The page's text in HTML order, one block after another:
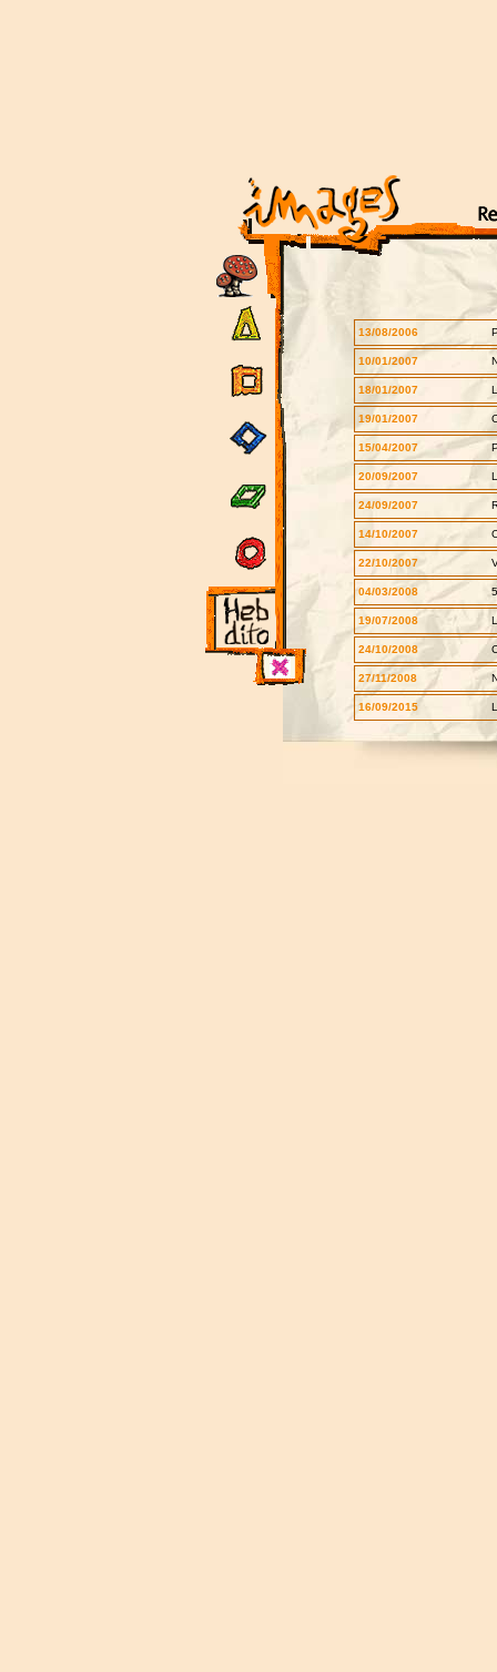
13/08/2006
10/01/2007
18/01/2007
19/01/2007
15/04/2007
20/09/2007
24/09/2007
14/10/2007
22/10/2007
04/03/2008
19/07/2008
24/10/2008
27/11/2008
16/09/2015